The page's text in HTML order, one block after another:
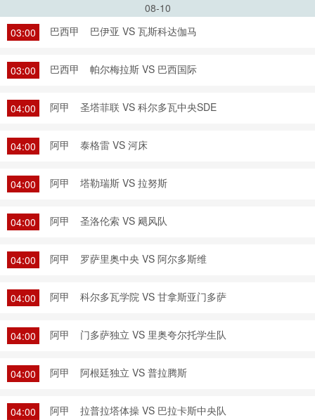
08-10
03:00
巴西甲 巴伊亚 VS 瓦斯科达伽马
03:00 巴西甲 帕尔梅拉斯 VS 巴西国际
04:00 阿甲 圣塔菲联 VS 科尔多瓦中央SDE
04:00 阿甲 泰格雷 VS 河床
04:00 阿甲 塔勒瑞斯 VS 拉努斯
04:00 阿甲 圣洛伦索 VS 飓风队
04:00 阿甲 罗萨里奥中央 VS 阿尔多斯维
04:00 阿甲 科尔多瓦学院 VS 甘拿斯亚门多萨
04:00 阿甲 门多萨独立 VS 里奥夸尔托学生队
04:00 阿甲 阿根廷独立 VS 普拉腾斯
04:00 阿甲 拉普拉塔体操 VS 巴拉卡斯中央队